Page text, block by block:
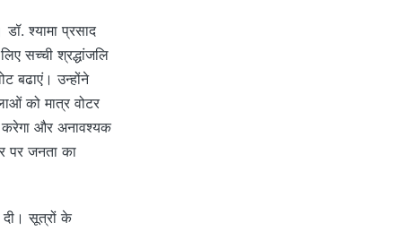
श्यामा प्रसाद
सच्ची श्रद्धांजलि
बढाएं। उन्होंने
को मात्र वोटर
करेगा और अनावश्यक
पर जनता का
दी। सूत्रों के